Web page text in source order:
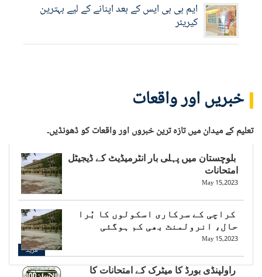
ایم بی بی ایس کے بعد اپنانے کے لیے بہترین
کیریئر
خبریں اور واقعات
تعلیم کے میدان میں تازہ ترین خبروں اور واقعات کو ڈھونڈیں۔
بلوچستان میں پہلی بار انٹرمیڈیٹ کے ڈیجیٹل
امتحانات
May 15,2023
کراچی کے سرکاری اسکولوں کا بُرا
حال، انرولمنٹ بھی کم ہوگئی
May 15,2023
راولپنڈی بورڈ کا میٹرک کے امتحانات کا
مزید